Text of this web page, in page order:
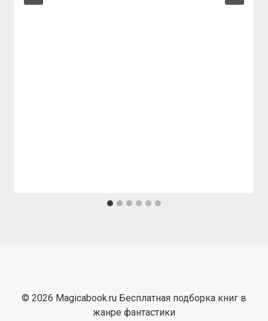
© 2026 Magicabook.ru Бесплатная подборка книг в
жанре фантастики